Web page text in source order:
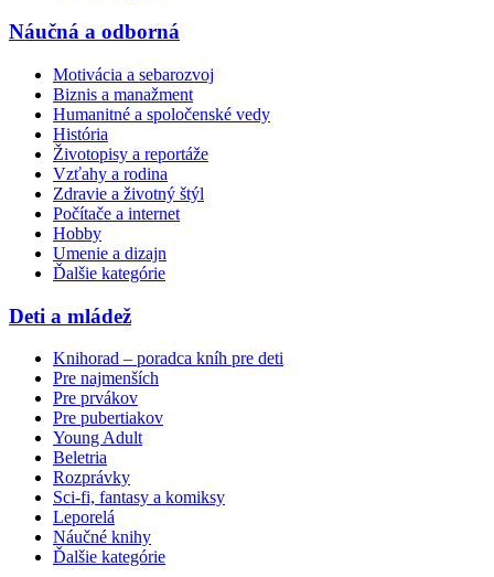
Náučná a odborná
Motivácia a sebarozvoj
Biznis a manažment
Humanitné a spoločenské vedy
História
Životopisy a reportáže
Vzťahy a rodina
Zdravie a životný štýl
Počítače a internet
Hobby
Umenie a dizajn
Ďalšie kategórie
Deti a mládež
Knihorad – poradca kníh pre deti
Pre najmenších
Pre prvákov
Pre pubertiakov
Young Adult
Beletria
Rozprávky
Sci-fi, fantasy a komiksy
Leporelá
Náučné knihy
Ďalšie kategórie